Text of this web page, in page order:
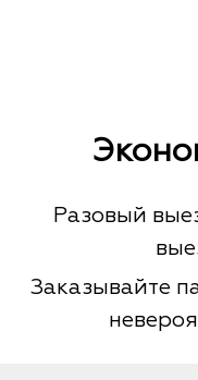
Разовый
Заказывайте